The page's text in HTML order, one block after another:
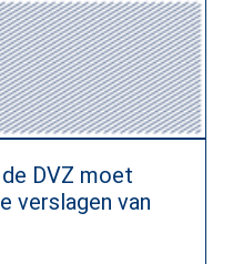
DVZ moet
verslagen van